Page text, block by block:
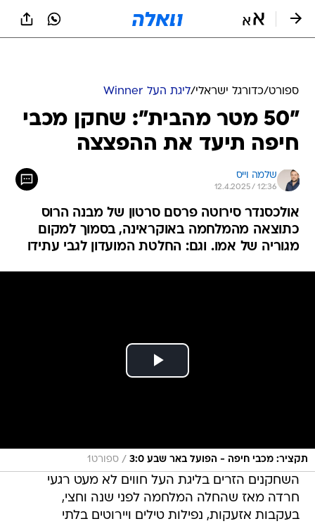
ספורט/כדורגל ישראלי/ליגת העל Winner
"50 מטר מהבית": שחקן מכבי
חיפה תיעד את ההפצצה
שלמה וייס
12.4.2025 / 12:36
אולכסנדר סירוטה פרסם סרטון של מבנה הרוס
כתוצאה מהמלחמה באוקראינה, בסמוך למקום
מגוריה של אמו. וגם: החלטת המועדון לגבי עתידו
תקציר: מכבי חיפה - הפועל באר שבע 3:0 / ספורט1
השחקנים הזרים בליגת העל חווים לא מעט רגעי
חרדה מאז שהחלה המלחמה לפני שנה וחצי,
בעקבות אזעקות, נפילות טילים ויירוטים בלתי